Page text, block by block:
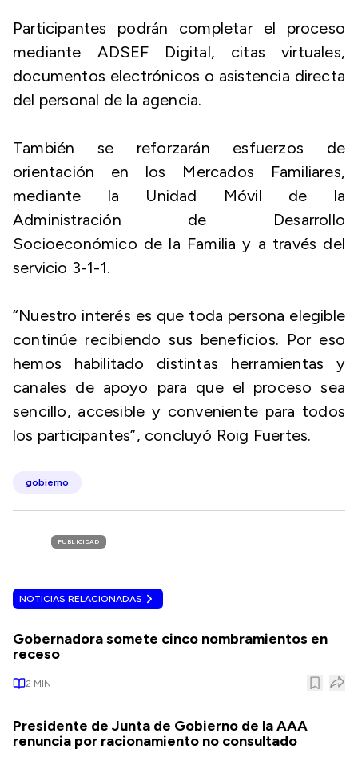
Participantes podrán completar el proceso
mediante ADSEF Digital, citas virtuales,
documentos electrónicos o asistencia directa
del personal de la agencia.
También se reforzarán esfuerzos de
orientación en los Mercados Familiares,
mediante la Unidad Móvil de la
Administración de Desarrollo
Socioeconómico de la Familia y a través del
servicio 3-1-1.
“Nuestro interés es que toda persona elegible
continúe recibiendo sus beneficios. Por eso
hemos habilitado distintas herramientas y
canales de apoyo para que el proceso sea
sencillo, accesible y conveniente para todos
los participantes”, concluyó Roig Fuertes.
gobierno
PUBLICIDAD
NOTICIAS RELACIONADAS
Gobernadora somete cinco nombramientos en
receso
2 MIN
Presidente de Junta de Gobierno de la AAA
renuncia por racionamiento no consultado